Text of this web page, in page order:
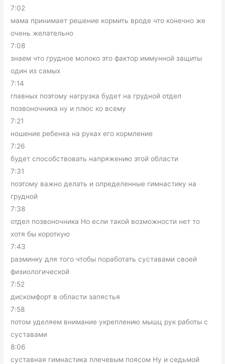
7:02
мама принимает решение кормить вроде что конечно же
очень желательно
7:08
знаем что грудное молоко это фактор иммунной защиты
один из самых
7:14
главных поэтому нагрузка будет на грудной отдел
позвоночника ну и плюс ко всему
7:21
ношение ребенка на руках его кормление
7:26
будет способствовать напряжению этой области
7:31
поэтому важно делать и определенные гимнастику на
грудной
7:38
отдел позвоночника Но если такой возможности нет то
хотя бы короткую
7:43
разминку для того чтобы поработать суставами своей
физиологической
7:52
дискомфорт в области запястья
7:58
потом уделяем внимание укреплению мышц рук работы с
суставами
8:06
суставная гимнастика плечевым поясом Ну и седьмой